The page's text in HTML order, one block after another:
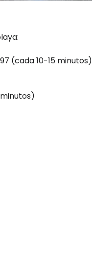
(cada 10-15 minutos)